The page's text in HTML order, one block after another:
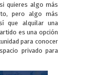
quieres algo más
pero algo más
que alquilar una
es una opción
para conocer
privado para